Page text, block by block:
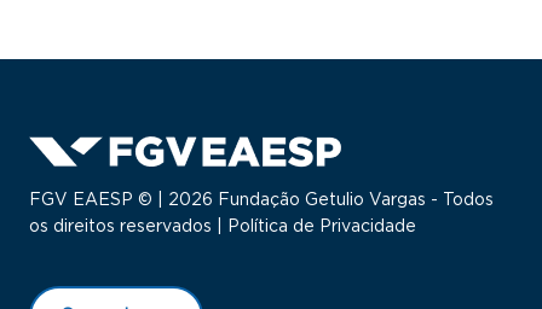
FGV EAESP © | 2026 Fundação Getulio Vargas - Todos
os direitos reservados |
Política de Privacidade